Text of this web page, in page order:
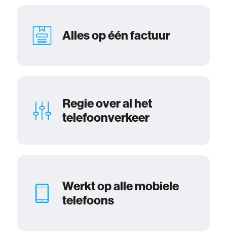
Alles op één factuur
Regie over al het
telefoonverkeer
Werkt op alle mobiele
telefoons